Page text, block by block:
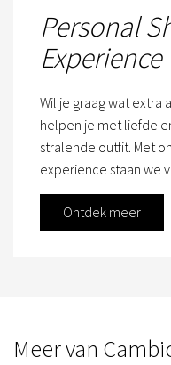
Personal
Experience
Wil je graag wat extra
helpen je met liefde
stralende outfit. Met
experience staan we
Ontdek meer
Meer van